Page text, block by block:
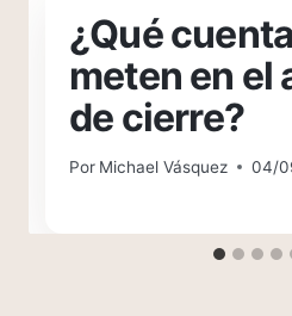
¿Qué
meten en el
de cierre?
Por Michael Vásquez 04/